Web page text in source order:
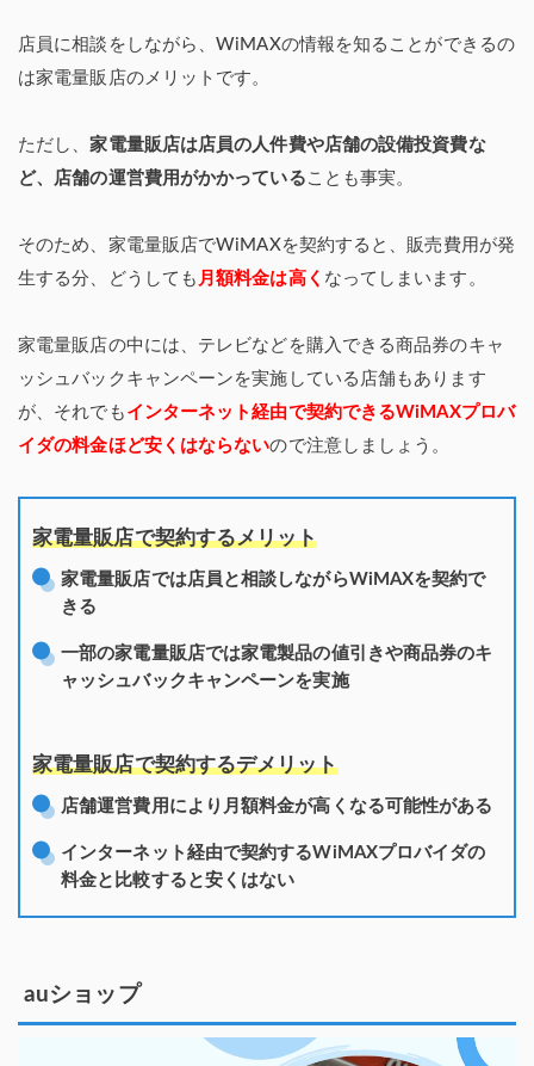
店員に相談をしながら、WiMAXの情報を知ることができるの
は家電量販店のメリットです。
ただし、家電量販店は店員の人件費や店舗の設備投資費な
ど、店舗の運営費用がかかっている ことも事実。
そのため、家電量販店でWiMAXを契約すると、販売費用が発
生する分、どうしても 月額料金は高く なってしまいます。
家電量販店の中には、テレビなどを購入できる商品券のキャ
ッシュバックキャンペーンを実施している店舗もあります
が、それでも インターネット経由で契約できるWiMAXプロバ
イダの料金ほど安くはならないので注意しましょう。
家電量販店で契約するメリット
家電量販店では店員と相談しながらWiMAXを契約で
きる
一部の家電量販店では家電製品の値引きや商品券のキ
ャッシュバックキャンペーンを実施
家電量販店で契約するデメリット
店舗運営費用により月額料金が高くなる可能性がある
インターネット経由で契約するWiMAXプロバイダの
料金と比較すると安くはない
auショップ